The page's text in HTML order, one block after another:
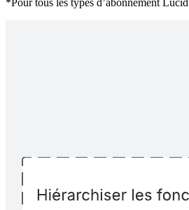
*Pour tous les types d’abonnement Lucid